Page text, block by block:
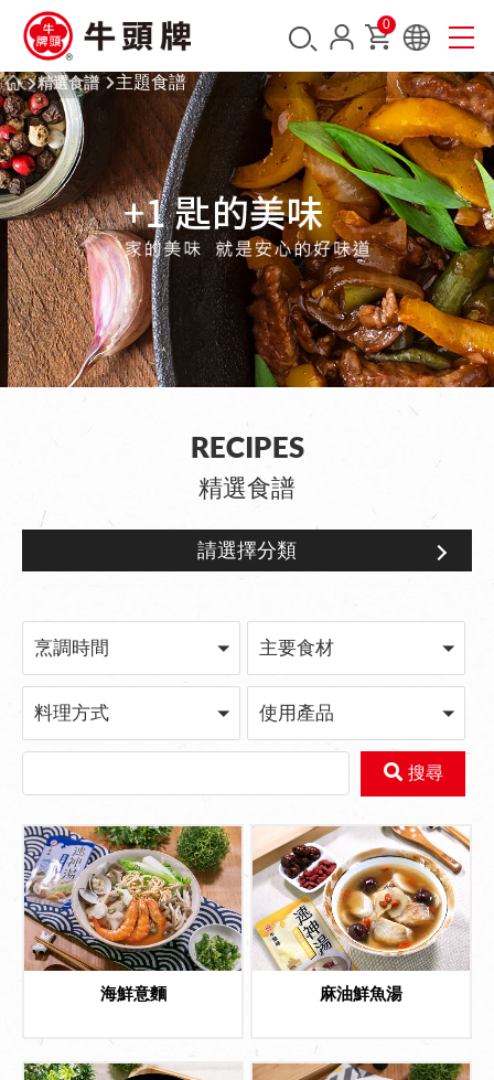
0
精選食譜 主題食譜
RECIPES
精選食譜
請選擇分類
主題食譜
烹調時間 主要食材
料理方式 使用產品
搜尋
海鮮意麵 麻油鮮魚湯